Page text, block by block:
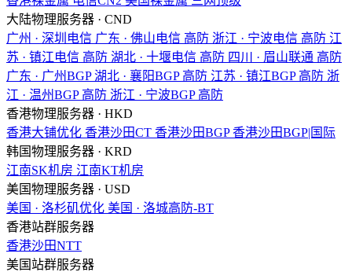
大陆物理服务器 · CND
广州 · 深圳电信 广东 · 佛山电信 高防 浙江 · 宁波电信 高防 江
苏 · 镇江电信 高防 湖北 · 十堰电信 高防 四川 · 眉山联通 高防
广东 · 广州BGP 湖北 · 襄阳BGP 高防 江苏 · 镇江BGP 高防 浙
江 · 温州BGP 高防 浙江 · 宁波BGP 高防
香港物理服务器 · HKD
香港大铺优化 香港沙田CT 香港沙田BGP 香港沙田BGP|国际
韩国物理服务器 · KRD
江南SK机房 江南KT机房
美国物理服务器 · USD
美国 · 洛杉矶优化 美国 · 洛城高防-BT
香港站群服务器
香港沙田NTT
美国站群服务器